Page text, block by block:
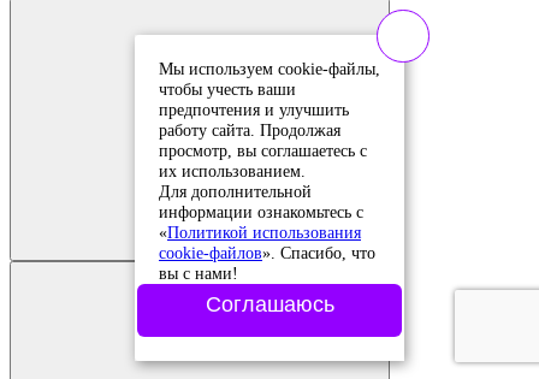
Добавить в
сравнение
Добавлено в
сравнение
Мы используем cookie-файлы,
чтобы учесть ваши
предпочтения и улучшить
работу сайта. Продолжая
просмотр, вы соглашаетесь с
их использованием.
Для дополнительной
информации ознакомьтесь с
«Политикой использования
cookie-файлов». Спасибо, что
вы с нами!
Соглашаюсь